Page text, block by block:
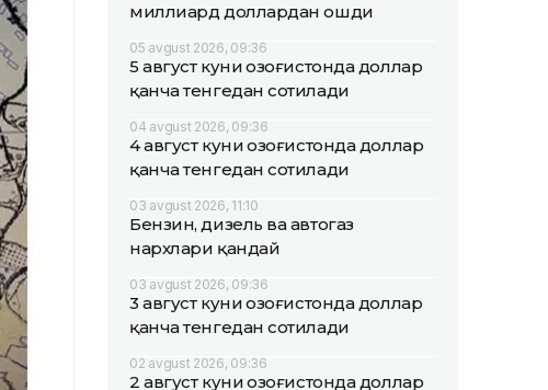
миллиард доллардан ошди
05 avgust 2026, 09:36
5 август куни Қозоғистонда доллар
қанча тенгедан сотилади
04 avgust 2026, 09:36
4 август куни Қозоғистонда доллар
қанча тенгедан сотилади
03 avgust 2026, 11:10
Бензин, дизель ва автогаз
нархлари қандай
03 avgust 2026, 09:36
3 август куни Қозоғистонда доллар
қанча тенгедан сотилади
02 avgust 2026, 09:36
2 август куни Қозоғистонда доллар